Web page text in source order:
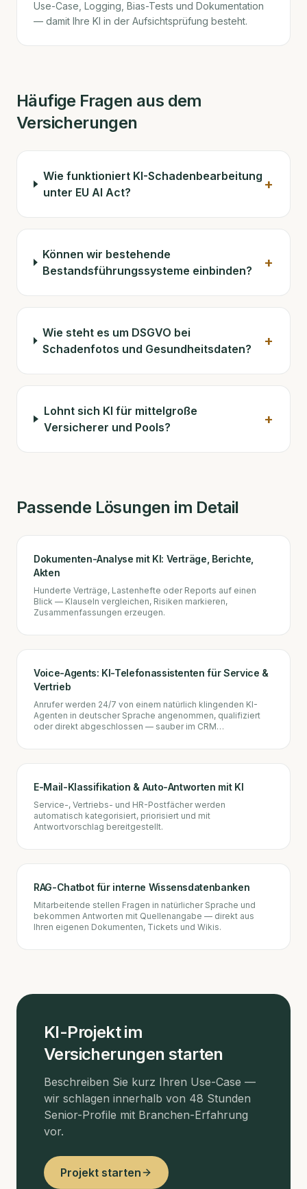
Use-Case, Logging, Bias-Tests und Dokumentation
— damit Ihre KI in der Aufsichtsprüfung besteht.
Häufige Fragen aus dem
Versicherungen
Wie funktioniert KI-Schadenbearbeitung
unter EU AI Act?
+
Können wir bestehende
Bestandsführungssysteme einbinden?
+
Wie steht es um DSGVO bei
Schadenfotos und Gesundheitsdaten?
+
Lohnt sich KI für mittelgroße
Versicherer und Pools?
+
Passende Lösungen im Detail
Dokumenten-Analyse mit KI: Verträge, Berichte,
Akten
Hunderte Verträge, Lastenhefte oder Reports auf einen
Blick — Klauseln vergleichen, Risiken markieren,
Zusammenfassungen erzeugen.
Voice-Agents: KI-Telefonassistenten für Service &
Vertrieb
Anrufer werden 24/7 von einem natürlich klingenden KI-
Agenten in deutscher Sprache angenommen, qualifiziert
oder direkt abgeschlossen — sauber im CRM
E-Mail-Klassifikation & Auto-Antworten mit KI
Service-, Vertriebs- und HR-Postfächer werden
automatisch kategorisiert, priorisiert und mit
Antwortvorschlag bereitgestellt.
RAG-Chatbot für interne Wissensdatenbanken
Mitarbeitende stellen Fragen in natürlicher Sprache und
bekommen Antworten mit Quellenangabe — direkt aus
Ihren eigenen Dokumenten, Tickets und Wikis.
KI-Projekt im
Versicherungen starten
Beschreiben Sie kurz Ihren Use-Case —
wir schlagen innerhalb von 48 Stunden
Senior-Profile mit Branchen-Erfahrung
vor.
Projekt starten